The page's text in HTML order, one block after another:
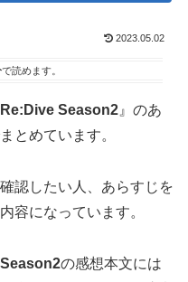
2023.05.02
で読めます。
Season2 』のあ
とめています。
認したい人、あらすじを
容になっています。
の感想本文には